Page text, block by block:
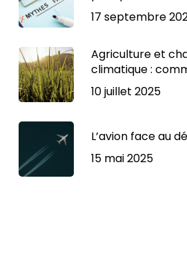
17 septembre
Agriculture et
climatique :
10 juillet 2025
L’avion face au
15 mai 2025